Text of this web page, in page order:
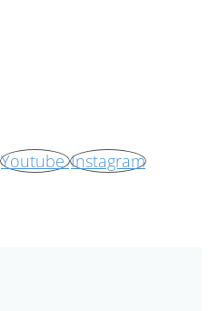
Youtube Instagram